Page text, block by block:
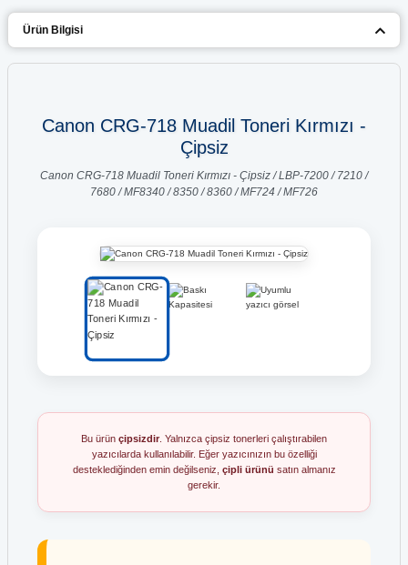
Ürün Bilgisi
Canon CRG-718 Muadil Toneri Kırmızı -
Çipsiz
Canon CRG-718 Muadil Toneri Kırmızı - Çipsiz / LBP-7200 / 7210 /
7680 / MF8340 / 8350 / 8360 / MF724 / MF726
Bu ürün çipsizdir . Yalnızca çipsiz tonerleri çalıştırabilen
yazıcılarda kullanılabilir. Eğer yazıcınızın bu özelliği
desteklediğinden emin değilseniz, çipli ürünü satın almanız
gerekir.